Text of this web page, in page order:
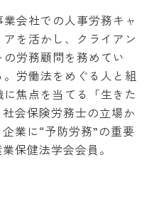
業会社での人事労務キャ
アを活かし、クライアン
の労務顧問を務めてい
。労働法をめぐる人と組
に焦点を当てる「生きた
会保険労務士の立場か
業に“予防労務”の重要
保健法学会会員。